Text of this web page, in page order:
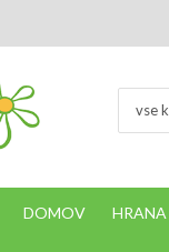
vse
DOMOV HRANA